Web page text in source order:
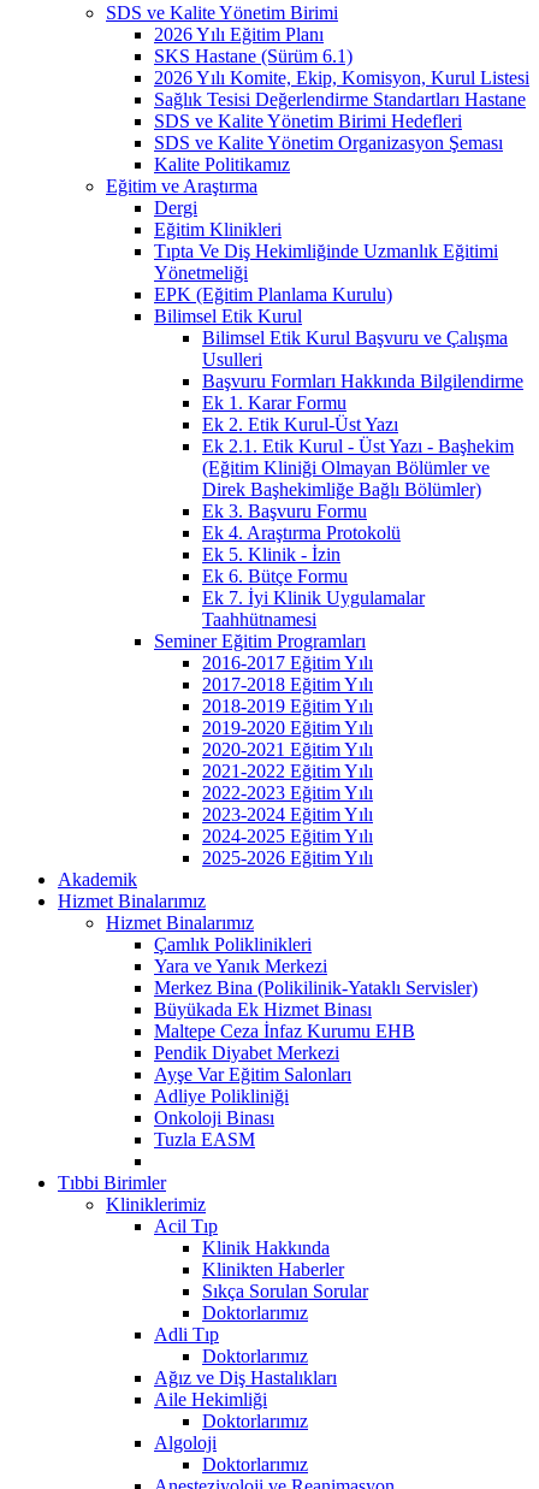
SDS ve Kalite Yönetim Birimi
2026 Yılı Eğitim Planı
SKS Hastane (Sürüm 6.1)
2026 Yılı Komite, Ekip, Komisyon, Kurul Listesi
Sağlık Tesisi Değerlendirme Standartları Hastane
SDS ve Kalite Yönetim Birimi Hedefleri
SDS ve Kalite Yönetim Organizasyon Şeması
Kalite Politikamız
Eğitim ve Araştırma
Dergi
Eğitim Klinikleri
Tıpta Ve Diş Hekimliğinde Uzmanlık Eğitimi
Yönetmeliği
EPK (Eğitim Planlama Kurulu)
Bilimsel Etik Kurul
Bilimsel Etik Kurul Başvuru ve Çalışma
Usulleri
Başvuru Formları Hakkında Bilgilendirme
Ek 1. Karar Formu
Ek 2. Etik Kurul-Üst Yazı
Ek 2.1. Etik Kurul - Üst Yazı - Başhekim
(Eğitim Kliniği Olmayan Bölümler ve
Direk Başhekimliğe Bağlı Bölümler)
Ek 3. Başvuru Formu
Ek 4. Araştırma Protokolü
Ek 5. Klinik - İzin
Ek 6. Bütçe Formu
Ek 7. İyi Klinik Uygulamalar
Taahhütnamesi
Seminer Eğitim Programları
2016-2017 Eğitim Yılı
2017-2018 Eğitim Yılı
2018-2019 Eğitim Yılı
2019-2020 Eğitim Yılı
2020-2021 Eğitim Yılı
2021-2022 Eğitim Yılı
2022-2023 Eğitim Yılı
2023-2024 Eğitim Yılı
2024-2025 Eğitim Yılı
2025-2026 Eğitim Yılı
Akademik
Hizmet Binalarımız
Hizmet Binalarımız
Çamlık Poliklinikleri
Yara ve Yanık Merkezi
Merkez Bina (Polikilinik-Yataklı Servisler)
Büyükada Ek Hizmet Binası
Maltepe Ceza İnfaz Kurumu EHB
Pendik Diyabet Merkezi
Ayşe Var Eğitim Salonları
Adliye Polikliniği
Onkoloji Binası
Tuzla EASM
Tıbbi Birimler
Kliniklerimiz
Acil Tıp
Klinik Hakkında
Klinikten Haberler
Sıkça Sorulan Sorular
Doktorlarımız
Adli Tıp
Doktorlarımız
Ağız ve Diş Hastalıkları
Aile Hekimliği
Doktorlarımız
Algoloji
Doktorlarımız